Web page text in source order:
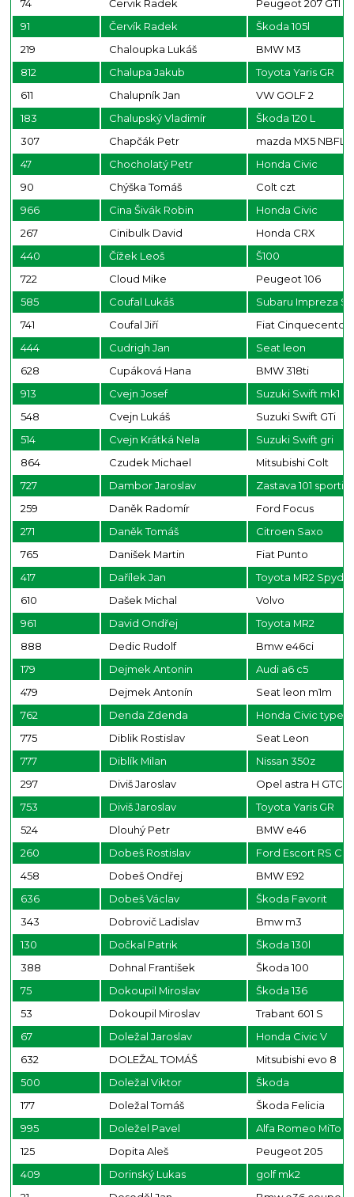
74
Červik Radek
Peugeot 207 GTI
91
Červík Radek
Škoda 105l
219
Chaloupka Lukáš
BMW M3
812
Chalupa Jakub
Toyota Yaris GR
611
Chalupník Jan
VW GOLF 2
183
Chalupský Vladimír
Škoda 120 L
307
Chapčák Petr
mazda MX5 NBFL
47
Chocholatý Petr
Honda Civic
90
Chýška Tomáš
Colt czt
966
Cina Šivák Robin
Honda Civic
267
Cinibulk David
Honda CRX
440
Čížek Leoš
Š100
722
Cloud Mike
Peugeot 106
585
Coufal Lukáš
Subaru Impreza
741
Coufal Jiří
Fiat Cinquecento
444
Cudrigh Jan
Seat leon
628
Cupáková Hana
BMW 318ti
913
Cvejn Josef
Suzuki Swift mk1
548
Cvejn Lukáš
Suzuki Swift GTi
514
Cvejn Krátká Nela
Suzuki Swift gri
864
Czudek Michael
Mitsubishi Colt
727
Dambor Jaroslav
Zastava 101 sportig
259
Daněk Radomír
Ford Focus
271
Daněk Tomáš
Citroen Saxo
765
Danišek Martin
Fiat Punto
417
Dařílek Jan
Toyota MR2
610
Dašek Michal
Volvo
961
David Ondřej
Toyota MR2
888
Dedic Rudolf
Bmw e46ci
179
Dejmek Antonin
Audi a6 c5
479
Dejmek Antonín
Seat leon m1m
762
Denda Zdenda
Honda Civic type
775
Diblik Rostislav
Seat Leon
777
Diblík Milan
Nissan 350z
297
Diviš Jaroslav
Opel astra H GTC
753
Diviš Jaroslav
Toyota Yaris GR
524
Dlouhý Petr
BMW e46
260
Dobeš Rostislav
Ford Escort RS
458
Dobeš Ondřej
BMW E92
636
Dobeš Václav
Škoda Favorit
343
Dobrovič Ladislav
Bmw m3
130
Dočkal Patrik
Škoda 130l
388
Dohnal František
Škoda 100
75
Dokoupil Miroslav
Škoda 136
53
Dokoupil Miroslav
Trabant 601 S
67
Doležal Jaroslav
Honda Civic V
632
DOLEŽAL TOMÁŠ
Mitsubishi evo 8
500
Doležal Viktor
Škoda
177
Doležal Tomáš
Škoda Felicia
995
Doležel Pavel
Alfa Romeo MiTo
125
Dopita Aleš
Peugeot 205
409
Dorinský Lukas
golf mk2